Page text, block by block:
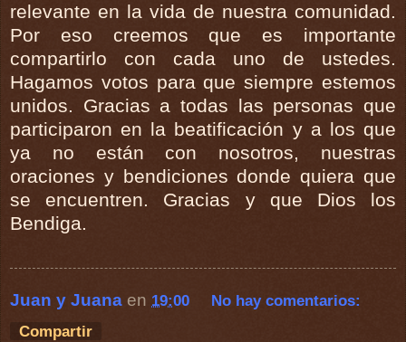
relevante en la vida de nuestra comunidad.
Por eso creemos que es importante
compartirlo con cada uno de ustedes.
Hagamos votos para que siempre estemos
unidos. Gracias a todas las personas que
participaron en la beatificación y a los que
ya no están con nosotros, nuestras
oraciones y bendiciones donde quiera que
se encuentren. Gracias y que Dios los
Bendiga.
Juan y Juana en 19:00
No hay comentarios:
Compartir